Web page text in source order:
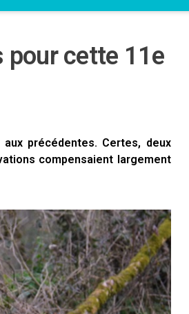
pour cette 11e
précédentes. Certes, deux
compensaient largement